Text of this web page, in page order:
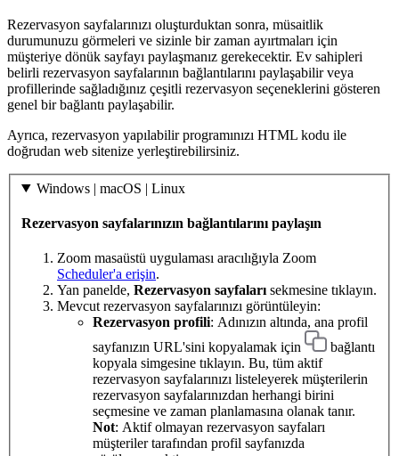
Rezervasyon sayfalarınızı oluşturduktan sonra, müsaitlik
durumunuzu görmeleri ve sizinle bir zaman ayırtmaları için
müşteriye dönük sayfayı paylaşmanız gerekecektir. Ev sahipleri
belirli rezervasyon sayfalarının bağlantılarını paylaşabilir veya
profillerinde sağladığınız çeşitli rezervasyon seçeneklerini gösteren
genel bir bağlantı paylaşabilir.
Ayrıca, rezervasyon yapılabilir programınızı HTML kodu ile
doğrudan web sitenize yerleştirebilirsiniz.
Windows | macOS | Linux
Rezervasyon sayfalarınızın bağlantılarını paylaşın
Zoom masaüstü uygulaması aracılığıyla Zoom
Scheduler'a erişin.
Yan panelde, Rezervasyon sayfaları sekmesine tıklayın.
Mevcut rezervasyon sayfalarınızı görüntüleyin:
Rezervasyon profili: Adınızın altında, ana profil
sayfanızın URL'sini kopyalamak için
bağlantı
kopyala simgesine tıklayın. Bu, tüm aktif
rezervasyon sayfalarınızı listeleyerek müşterilerin
rezervasyon sayfalarınızdan herhangi birini
seçmesine ve zaman planlamasına olanak tanır.
Not: Aktif olmayan rezervasyon sayfaları
müşteriler tarafından profil sayfanızda